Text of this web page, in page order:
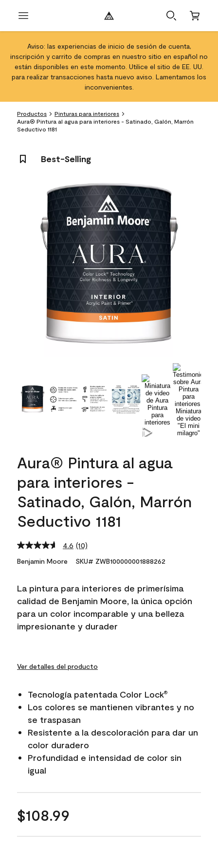
Aviso: las experiencias de inicio de sesión de cuenta,
inscripción y carrito de compras en nuestro sitio en español no
están disponibles en este momento. Utilice el sitio de EE. UU.
para realizar transacciones hasta nuevo aviso. Lamentamos los
inconvenientes.
Productos
Pinturas para interiores
Aura® Pintura al agua para interiores - Satinado, Galón, Marrón
Seductivo 1181
Best-Selling
Aura® Pintura al agua
para interiores -
Satinado, Galón, Marrón
Seductivo 1181
4.6 Read
10
Reviews.
link.
(10)
Benjamin Moore SKU# ZWB100000001888262
La pintura para interiores de primerísima
calidad de Benjamin Moore, la única opción
para un color incomparable y una belleza
impresionante y durader
Ver detalles del producto
Tecnología patentada Color Lock®
Los colores se mantienen vibrantes y no
se traspasan
Resistente a la descoloración para dar un
color duradero
Profundidad e intensidad de color sin
igual
$108.99